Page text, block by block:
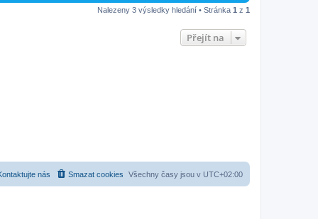
Nalezeny 3 výsledky hledání • Stránka 1 z 1
Přejít na
Všechny časy jsou v UTC+02:00
Smazat cookies
nás